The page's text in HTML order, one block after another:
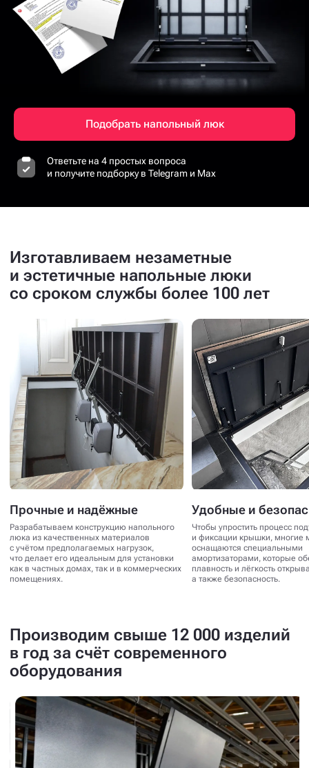
Подобрать напольный люк
Ответьте на 4 простых вопроса
и получите подборку в Telegram и Max
Изготавливаем незаметные
и эстетичные напольные люки
со сроком службы более 100 лет
Прочные и надёжные
Разрабатываем конструкцию напольного
люка из качественных материалов
с учётом предполагаемых нагрузок,
что делает его идеальным для установки
как в частных домах, так и в коммерческих
помещениях.
Удобные и
Чтобы упростить процесс
и фиксации крышки, многие
оснащаются специальными
амортизаторами, которые
плавность и лёгкость
а также безопасность.
Производим свыше 12 000 изделий
в год за счёт современного
оборудования